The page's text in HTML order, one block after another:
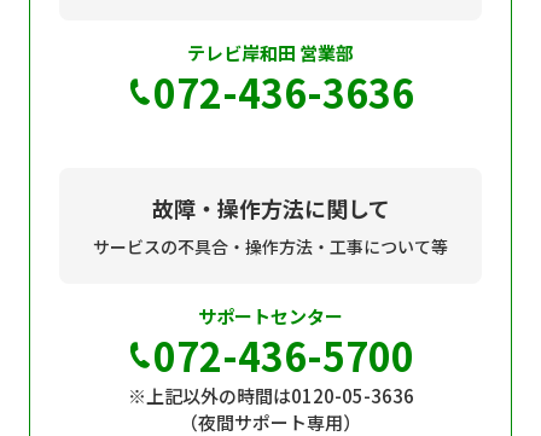
テレビ岸和田 営業部
072-436-3636
故障・操作方法に関して
サービスの不具合・操作方法・工事について等
サポートセンター
072-436-5700
※上記以外の時間は0120-05-3636
（夜間サポート専用）